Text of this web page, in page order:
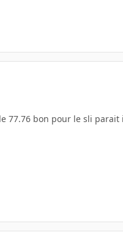
77.76 bon pour le sli parait